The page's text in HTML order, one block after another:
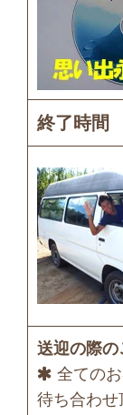
終了時間
送迎の際の
全ての
待ち合わせ